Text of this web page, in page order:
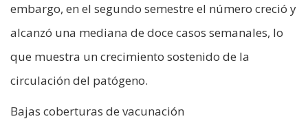
embargo, en el segundo semestre el número creció y
alcanzó una mediana de doce casos semanales, lo
que muestra un crecimiento sostenido de la
circulación del patógeno.
Bajas coberturas de vacunación